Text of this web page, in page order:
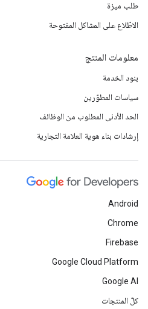
طلب ميزة
الاطّلاع على المشاكل المفتوحة
معلومات المنتج
بنود الخدمة
سياسات المطوّرين
الحد الأدنى المطلوب من الوظائف
إرشادات بناء هوية العلامة التجارية
Android
Chrome
Firebase
Google Cloud Platform
Google AI
كلّ المنتجات